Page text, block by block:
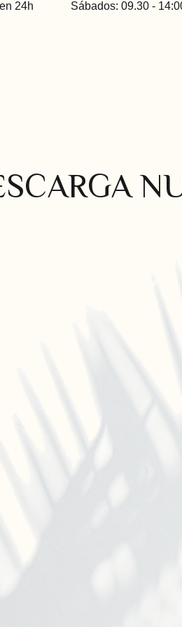
24h
Sábados: 09.30 -